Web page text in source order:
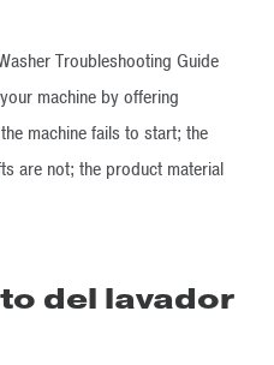
Troubleshooting Guide
machine by offering
machine fails to start; the
are not; the product material
del lavador